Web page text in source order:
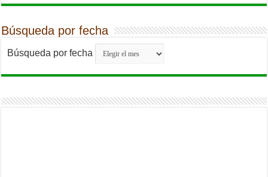
Búsqueda por fecha
Búsqueda por fecha